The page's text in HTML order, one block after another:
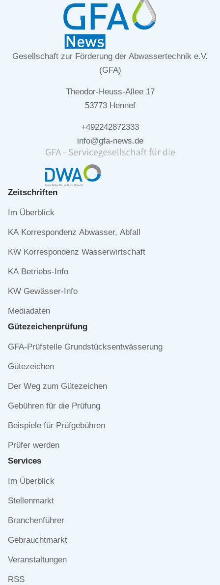
Gesellschaft zur Förderung der Abwassertechnik e.V.
(GFA)
Theodor-Heuss-Allee 17
53773 Hennef
+492242872333
info@gfa-news.de
Zeitschriften
Navigation
Im Überblick
KA Korrespondenz Abwasser, Abfall
KW Korrespondenz Wasserwirtschaft
KA Betriebs-Info
KW Gewässer-Info
Mediadaten
Gütezeichen­prüfung
Navigation
GFA-Prüfstelle Grundstücksentwässerung
Gütezeichen
Der Weg zum Gütezeichen
Gebühren für die Prüfung
Beispiele für Prüfgebühren
Prüfer werden
Services
Navigation
Im Überblick
Stellenmarkt
Branchenführer
Gebrauchtmarkt
Veranstaltungen
RSS